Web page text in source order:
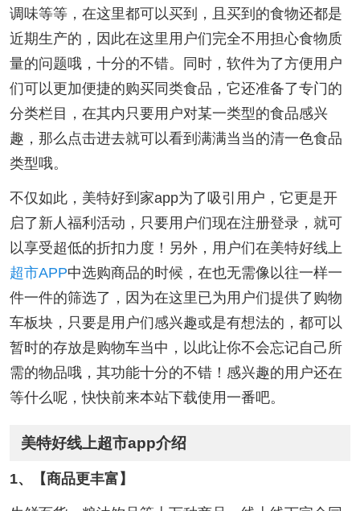
调味等等，在这里都可以买到，且买到的食物还都是
近期生产的，因此在这里用户们完全不用担心食物质
量的问题哦，十分的不错。同时，软件为了方便用户
们可以更加便捷的购买同类食品，它还准备了专门的
分类栏目，在其内只要用户对某一类型的食品感兴
趣，那么点击进去就可以看到满满当当的清一色食品
类型哦。
不仅如此，美特好到家app为了吸引用户，它更是开
启了新人福利活动，只要用户们现在注册登录，就可
以享受超低的折扣力度！另外，用户们在美特好线上
超市APP中选购商品的时候，在也无需像以往一样一
件一件的筛选了，因为在这里已为用户们提供了购物
车板块，只要是用户们感兴趣或是有想法的，都可以
暂时的存放是购物车当中，以此让你不会忘记自己所
需的物品哦，其功能十分的不错！感兴趣的用户还在
等什么呢，快快前来本站下载使用一番吧。
美特好线上超市app介绍
1、【商品更丰富】